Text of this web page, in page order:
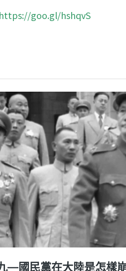
https://goo.gl/hshqvS